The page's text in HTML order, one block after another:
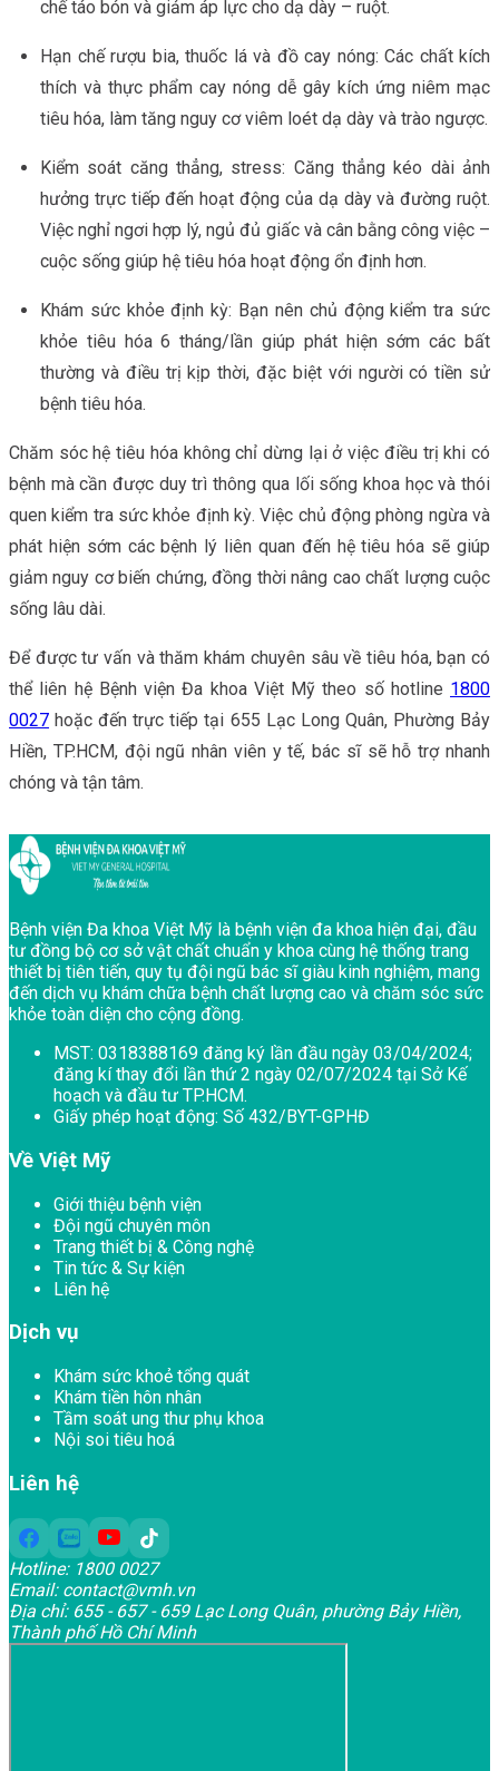
chế táo bón và giảm áp lực cho dạ dày – ruột.
Hạn chế rượu bia, thuốc lá và đồ cay nóng: Các chất kích
thích và thực phẩm cay nóng dễ gây kích ứng niêm mạc
tiêu hóa, làm tăng nguy cơ viêm loét dạ dày và trào ngược.
Kiểm soát căng thẳng, stress: Căng thẳng kéo dài ảnh
hưởng trực tiếp đến hoạt động của dạ dày và đường ruột.
Việc nghỉ ngơi hợp lý, ngủ đủ giấc và cân bằng công việc –
cuộc sống giúp hệ tiêu hóa hoạt động ổn định hơn.
Khám sức khỏe định kỳ: Bạn nên chủ động kiểm tra sức
khỏe tiêu hóa 6 tháng/lần giúp phát hiện sớm các bất
thường và điều trị kịp thời, đặc biệt với người có tiền sử
bệnh tiêu hóa.
Chăm sóc hệ tiêu hóa không chỉ dừng lại ở việc điều trị khi có
bệnh mà cần được duy trì thông qua lối sống khoa học và thói
quen kiểm tra sức khỏe định kỳ. Việc chủ động phòng ngừa và
phát hiện sớm các bệnh lý liên quan đến hệ tiêu hóa sẽ giúp
giảm nguy cơ biến chứng, đồng thời nâng cao chất lượng cuộc
sống lâu dài.
Để được tư vấn và thăm khám chuyên sâu về tiêu hóa, bạn có
thể liên hệ Bệnh viện Đa khoa Việt Mỹ theo số hotline 1800
0027 hoặc đến trực tiếp tại 655 Lạc Long Quân, Phường Bảy
Hiền, TP.HCM, đội ngũ nhân viên y tế, bác sĩ sẽ hỗ trợ nhanh
chóng và tận tâm.
Chân trang Bệnh viện Đa khoa Việt Mỹ
Bệnh viện Đa khoa Việt Mỹ là bệnh viện đa khoa hiện đại, đầu
tư đồng bộ cơ sở vật chất chuẩn y khoa cùng hệ thống trang
thiết bị tiên tiến, quy tụ đội ngũ bác sĩ giàu kinh nghiệm, mang
đến dịch vụ khám chữa bệnh chất lượng cao và chăm sóc sức
khỏe toàn diện cho cộng đồng.
MST: 0318388169 đăng ký lần đầu ngày 03/04/2024;
đăng kí thay đổi lần thứ 2 ngày 02/07/2024 tại Sở Kế
hoạch và đầu tư TP.HCM.
Giấy phép hoạt động: Số 432/BYT-GPHĐ
Về Việt Mỹ
Giới thiệu bệnh viện
Đội ngũ chuyên môn
Trang thiết bị & Công nghệ
Tin tức & Sự kiện
Liên hệ
Dịch vụ
Khám sức khoẻ tổng quát
Khám tiền hôn nhân
Tầm soát ung thư phụ khoa
Nội soi tiêu hoá
Liên hệ
Hotline: 1800 0027
Email: contact@vmh.vn
Địa chỉ: 655 - 657 - 659 Lạc Long Quân, phường Bảy Hiền,
Thành phố Hồ Chí Minh